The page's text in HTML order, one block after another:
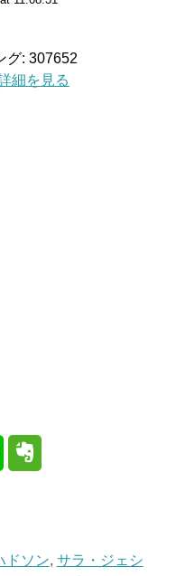
グ: 307652
細を見る
ドソン, サラ・ジェシ